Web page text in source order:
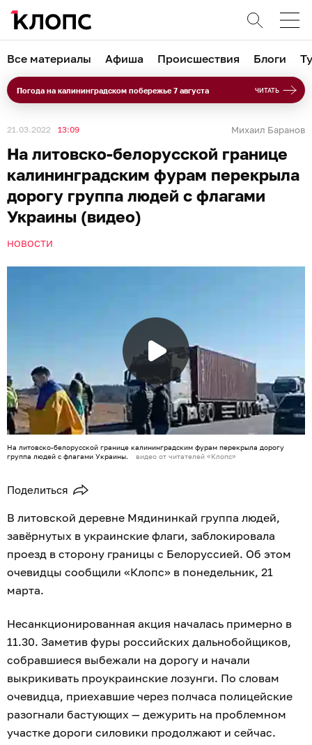
Все материалы Афиша Происшествия Блоги
Погода на калининградском побережье 7 августа ЧИТАТЬ
21.03.2022 13:09 Михаил Баранов
На литовско-белорусской границе
калининградским фурам перекрыла
дорогу группа людей с флагами
Украины (видео)
НОВОСТИ
На литовско-белорусской границе калининградским фурам перекрыла дорогу
группа людей с флагами Украины.
видео от читателей «Клопс»
Поделиться
В литовской деревне Мядининкай группа людей,
завёрнутых в украинские флаги, заблокировала
проезд в сторону границы с Белоруссией. Об этом
очевидцы сообщили «Клопс» в понедельник, 21
марта.
Несанкционированная акция началась примерно в
11.30. Заметив фуры российских дальнобойщиков,
собравшиеся выбежали на дорогу и начали
выкрикивать проукраинские лозунги. По словам
очевидца, приехавшие через полчаса полицейские
разогнали бастующих — дежурить на проблемном
участке дороги силовики продолжают и сейчас.